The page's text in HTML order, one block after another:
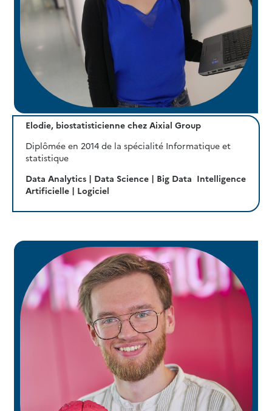
Elodie, biostatisticienne chez Aixial Group
Diplômée en 2014 de la spécialité Informatique et
statistique
Data Analytics | Data Science | Big Data Intelligence
Artificielle | Logiciel